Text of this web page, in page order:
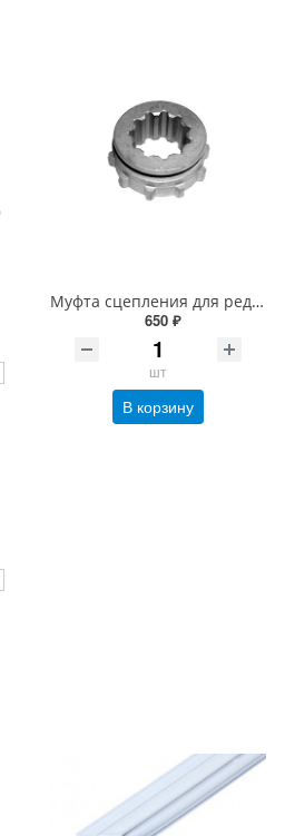
Муфта сцепления для редуктора МБ-2, МБ-23
650 ₽
шт
В корзину